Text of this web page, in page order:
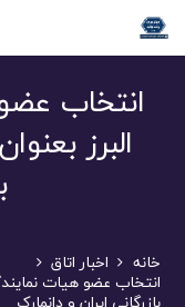
انتخاب
البرز
خانه اخبار اتاق
انتخاب عضو هیات
بازرگانی ایران و دانمارک